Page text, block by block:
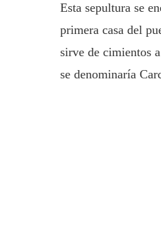
Esta sepultura se
primera casa del
sirve de cimientos
se denominaría